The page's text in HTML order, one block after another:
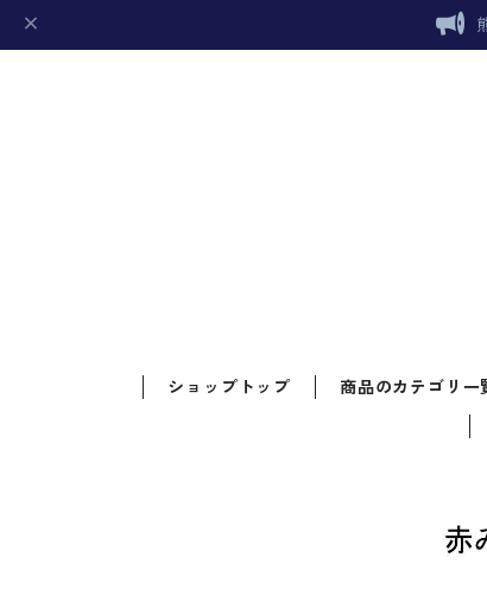
ショップトップ 商品のカテゴリ一